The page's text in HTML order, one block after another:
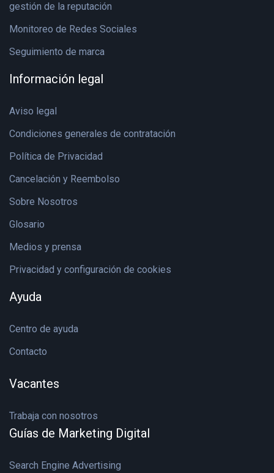
gestión de la reputación
Monitoreo de Redes Sociales
Seguimiento de marca
Información legal
Aviso legal
Condiciones generales de contratación
Política de Privacidad
Cancelación y Reembolso
Sobre Nosotros
Glosario
Medios y prensa
Privacidad y configuración de cookies
Ayuda
Centro de ayuda
Contacto
Vacantes
Trabaja con nosotros
Guías de Marketing Digital
Search Engine Advertising